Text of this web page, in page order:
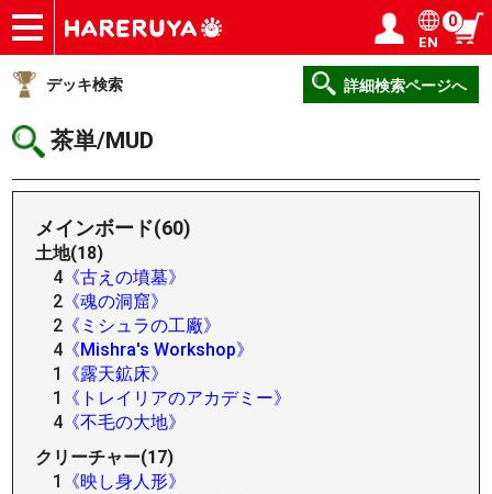
ショップ
買取
記事
デッキ検索
デッキ構築
選手一覧
店舗一覧
イベント
ヘルプ
お問い合わせ ログイン／会員登録
EN
0
デッキ検索 詳細検索ページへ
茶単/MUD
メインボード(60)
土地(18)
4 《古えの墳墓》
2 《魂の洞窟》
2 《ミシュラの工廠》
4 《Mishra's Workshop》
1
《露天鉱床》
1
《トレイリアのアカデミー》
4 《不毛の大地》
クリーチャー(17)
1
《映し身人形》